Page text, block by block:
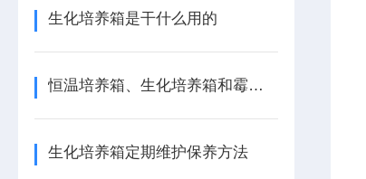
生化培养箱是干什么用的
恒温培养箱、生化培养箱和霉菌培养区别
生化培养箱定期维护保养方法